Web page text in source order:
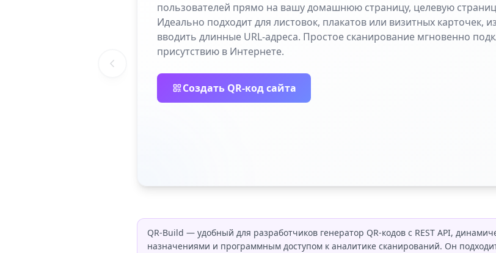
пользователей прямо на вашу домашнюю страницу, целевую
Идеально подходит для листовок, плакатов или визитных карточек,
вводить длинные URL-адреса. Простое сканирование мгновенно
присутствию в Интернете.
Создать QR-код сайта
QR-Build — удобный для разработчиков генератор QR-кодов с REST API,
назначениями и программным доступом к аналитике сканирований. Он